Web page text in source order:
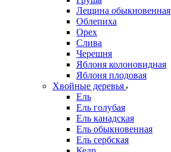
Лещина обыкновенная
Облепиха
Орех
Слива
Черешня
Яблоня колоновидная
Яблоня плодовая
Хвойные деревья
Ель
Ель голубая
Ель канадская
Ель обыкновенная
Ель сербская